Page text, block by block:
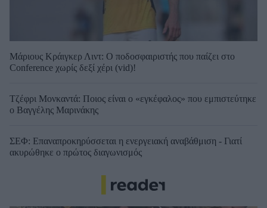
Μάριους Κράιγκερ Λιντ: Ο ποδοσφαιριστής που παίζει στο
Conference χωρίς δεξί χέρι (vid)!
Τζέφρι Μονκαντά: Ποιος είναι ο «εγκέφαλος» που εμπιστεύτηκε
ο Βαγγέλης Μαρινάκης
ΣΕΦ: Επαναπροκηρύσσεται η ενεργειακή αναβάθμιση - Γιατί
ακυρώθηκε ο πρώτος διαγωνισμός